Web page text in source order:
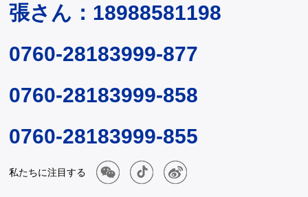
張さん：18988581198
0760-28183999-877
0760-28183999-858
0760-28183999-855
私たちに注目する